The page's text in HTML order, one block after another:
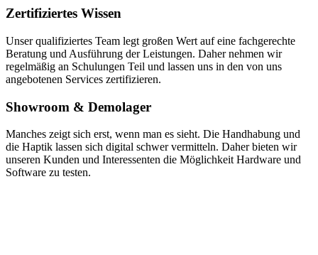
Zertifiziertes Wissen
Unser qualifiziertes Team legt großen Wert auf eine fachgerechte
Beratung und Ausführung der Leistungen. Daher nehmen wir
regelmäßig an Schulungen Teil und lassen uns in den von uns
angebotenen Services zertifizieren.
Showroom & Demolager
Manches zeigt sich erst, wenn man es sieht. Die Handhabung und
die Haptik lassen sich digital schwer vermitteln. Daher bieten wir
unseren Kunden und Interessenten die Möglichkeit Hardware und
Software zu testen.